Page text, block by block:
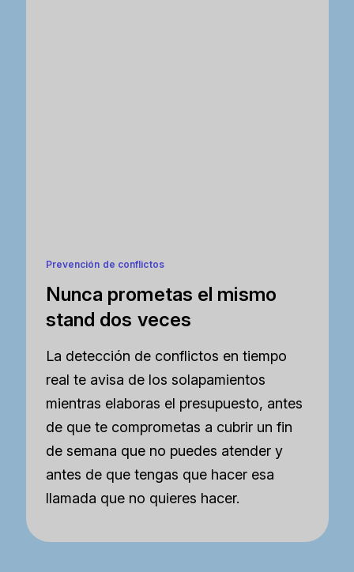
Prevención de conflictos
Nunca prometas el mismo
stand dos veces
La detección de conflictos en tiempo
real te avisa de los solapamientos
mientras elaboras el presupuesto, antes
de que te comprometas a cubrir un fin
de semana que no puedes atender y
antes de que tengas que hacer esa
llamada que no quieres hacer.